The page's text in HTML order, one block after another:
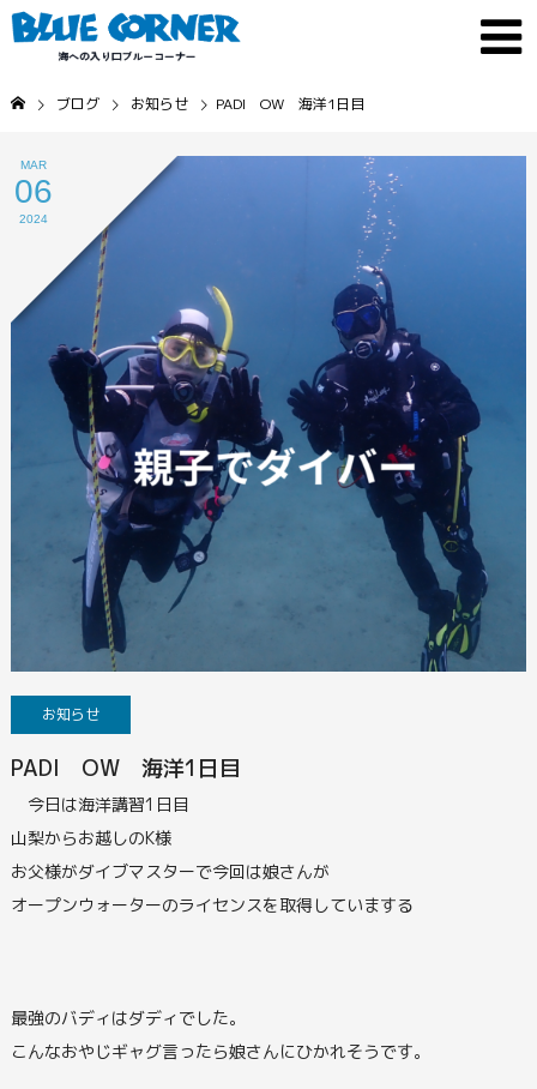
ブログ お知らせ PADI OW 海洋1日目
MAR
06
2024
お知らせ
PADI OW 海洋1日目
今日は海洋講習1日目
山梨からお越しのK様
お父様がダイブマスターで今回は娘さんが
オープンウォーターのライセンスを取得していまする
最強のバディはダディでした。
こんなおやじギャグ言ったら娘さんにひかれそうです。